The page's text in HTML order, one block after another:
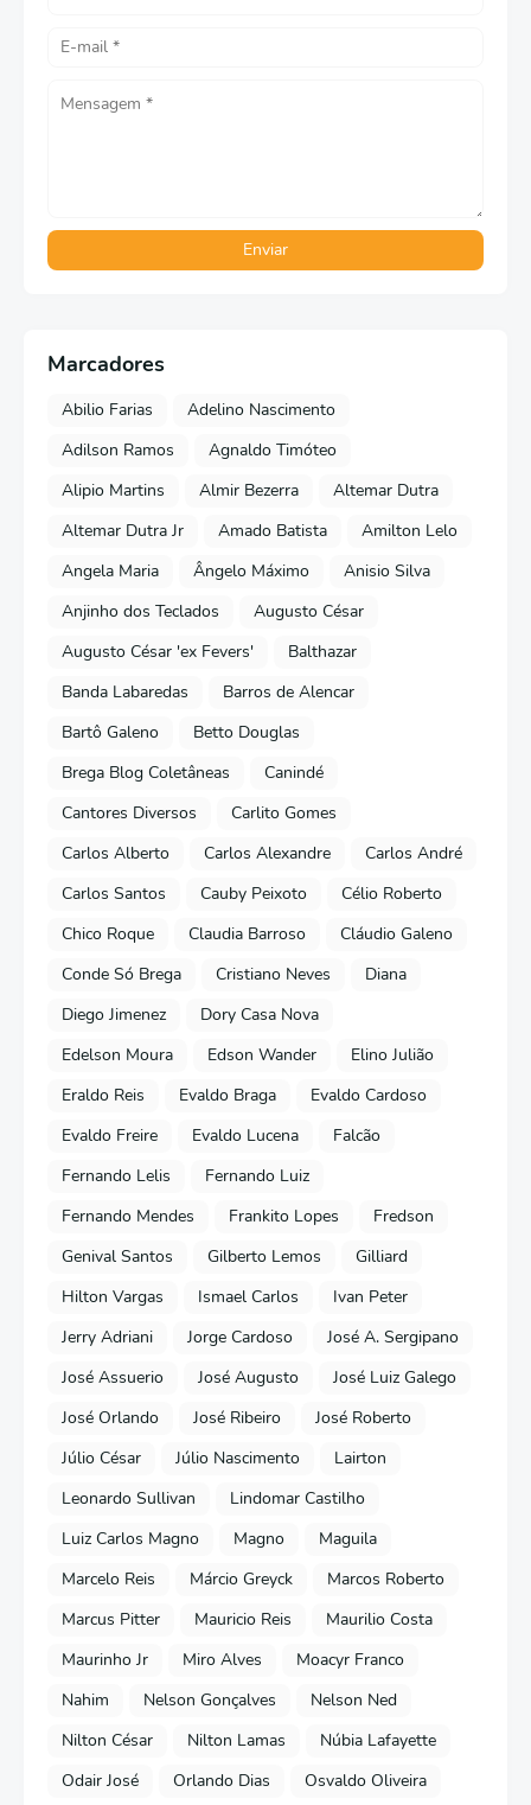
Marcadores
Abilio Farias
Adelino Nascimento
Adilson Ramos
Agnaldo Timóteo
Alipio Martins
Almir Bezerra
Altemar Dutra
Altemar Dutra Jr
Amado Batista
Amilton Lelo
Angela Maria
Ângelo Máximo
Anisio Silva
Anjinho dos Teclados
Augusto César
Augusto César 'ex Fevers'
Balthazar
Banda Labaredas
Barros de Alencar
Bartô Galeno
Betto Douglas
Brega Blog Coletâneas
Canindé
Cantores Diversos
Carlito Gomes
Carlos Alberto
Carlos Alexandre
Carlos André
Carlos Santos
Cauby Peixoto
Célio Roberto
Chico Roque
Claudia Barroso
Cláudio Galeno
Conde Só Brega
Cristiano Neves
Diana
Diego Jimenez
Dory Casa Nova
Edelson Moura
Edson Wander
Elino Julião
Eraldo Reis
Evaldo Braga
Evaldo Cardoso
Evaldo Freire
Evaldo Lucena
Falcão
Fernando Lelis
Fernando Luiz
Fernando Mendes
Frankito Lopes
Fredson
Genival Santos
Gilberto Lemos
Gilliard
Hilton Vargas
Ismael Carlos
Ivan Peter
Jerry Adriani
Jorge Cardoso
José A. Sergipano
José Assuerio
José Augusto
José Luiz Galego
José Orlando
José Ribeiro
José Roberto
Júlio César
Júlio Nascimento
Lairton
Leonardo Sullivan
Lindomar Castilho
Luiz Carlos Magno
Magno
Maguila
Marcelo Reis
Márcio Greyck
Marcos Roberto
Marcus Pitter
Mauricio Reis
Maurilio Costa
Maurinho Jr
Miro Alves
Moacyr Franco
Nahim
Nelson Gonçalves
Nelson Ned
Nilton César
Nilton Lamas
Núbia Lafayette
Odair José
Orlando Dias
Osvaldo Oliveira